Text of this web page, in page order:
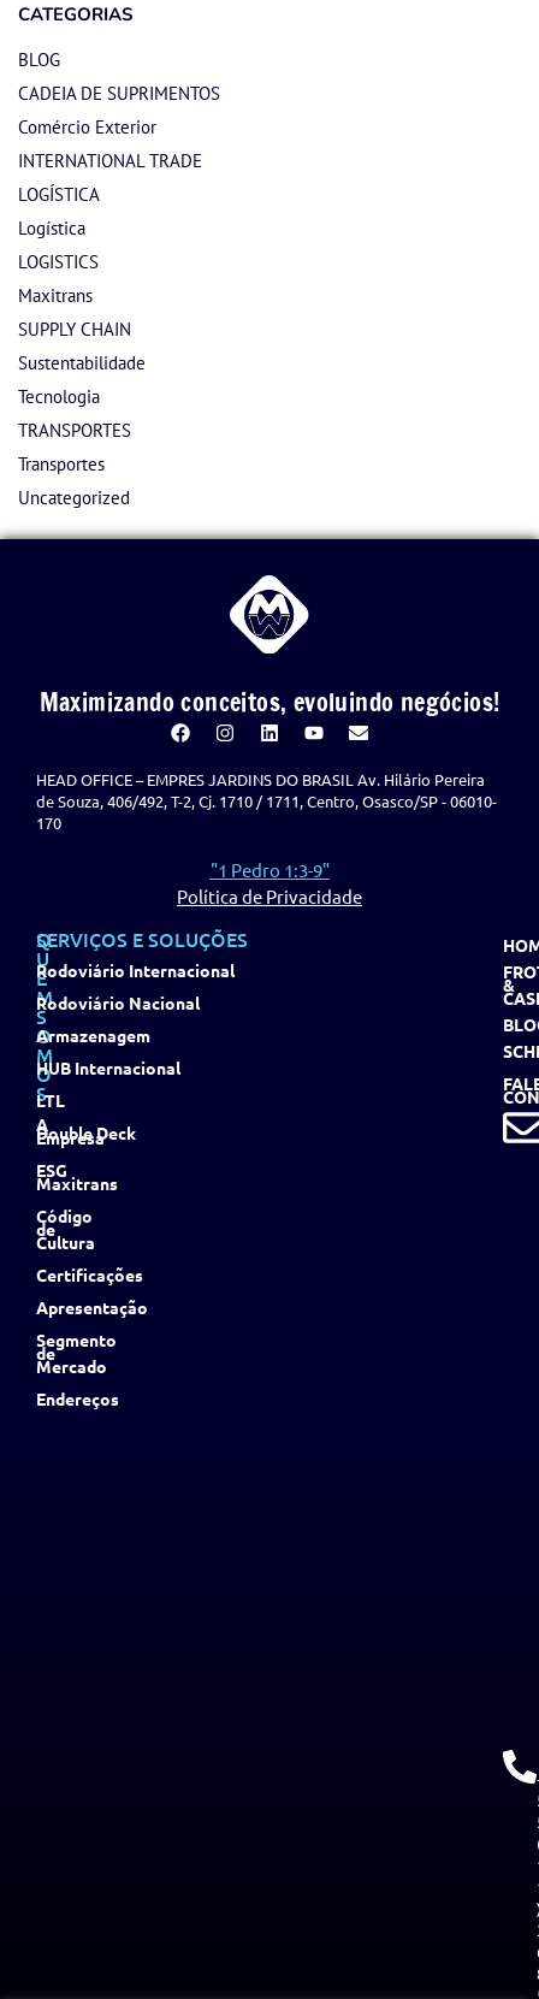
CATEGORIAS
BLOG
CADEIA DE SUPRIMENTOS
Comércio Exterior
INTERNATIONAL TRADE
LOGÍSTICA
Logística
LOGISTICS
Maxitrans
SUPPLY CHAIN
Sustentabilidade
Tecnologia
TRANSPORTES
Transportes
Uncategorized
Maximizando conceitos, evoluindo negócios!
HEAD OFFICE – EMPRES JARDINS DO BRASIL Av. Hilário Pereira
de Souza, 406/492, T-2, Cj. 1710 / 1711, Centro, Osasco/SP - 06010-
170
"1 Pedro 1:3-9"
Política de Privacidade
Q
U
E
M
S
O
M
O
S
A
Empresa
ESG
Maxitrans
Código
de
Cultura
Certificações
Apresentação
Segmento
de
Mercado
Endereços
SERVIÇOS E SOLUÇÕES
Rodoviário Internacional
Rodoviário Nacional
Armazenagem
HUB Internacional
LTL
Double Deck
&